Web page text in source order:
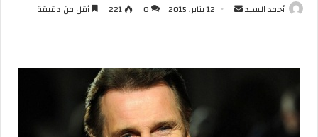
أحمد السيد
أرسل 12 يناير، 2015 0
221 أقل من دقيقة